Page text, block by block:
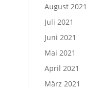
August 2021
Juli 2021
Juni 2021
Mai 2021
April 2021
März 2021